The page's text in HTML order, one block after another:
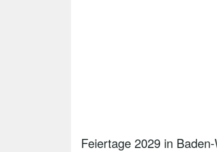
Feiertage 2029 in